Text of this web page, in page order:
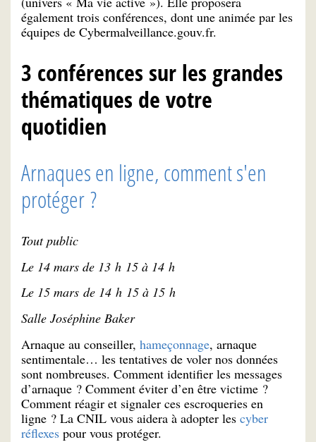
également trois conférences, dont une animée par les
équipes de Cybermalveillance.gouv.fr.
3 conférences sur les grandes
thématiques de votre
quotidien
Arnaques en ligne, comment s'en
protéger ?
Tout public
Le 14 mars de 13 h 15 à 14 h
Le 15 mars de 14 h 15 à 15 h
Salle Joséphine Baker
Arnaque au conseiller, hameçonnage, arnaque
sentimentale… les tentatives de voler nos données
sont nombreuses. Comment identifier les messages
d’arnaque ? Comment éviter d’en être victime ?
Comment réagir et signaler ces escroqueries en
ligne ? La CNIL vous aidera à adopter les cyber
réflexes pour vous protéger.